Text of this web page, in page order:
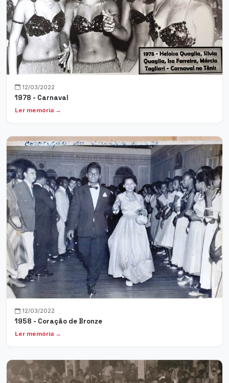
12/03/2022
1978 - Carnaval
Ler memória →
12/03/2022
1958 - Coração de Bronze
Ler memória →